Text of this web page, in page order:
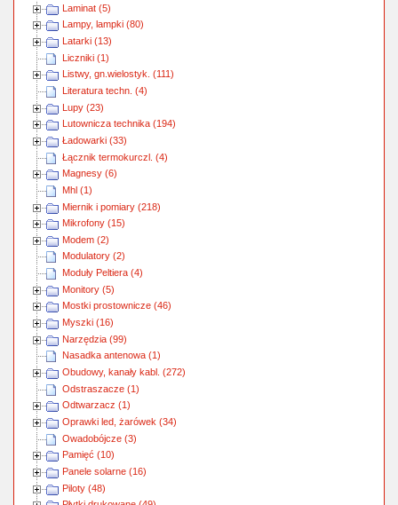
Laminat (5)
Lampy, lampki (80)
Latarki (13)
Liczniki (1)
Listwy, gn.wielostyk. (111)
Literatura techn. (4)
Lupy (23)
Lutownicza technika (194)
Ładowarki (33)
Łącznik termokurczl. (4)
Magnesy (6)
Mhl (1)
Miernik i pomiary (218)
Mikrofony (15)
Modem (2)
Modulatory (2)
Moduły Peltiera (4)
Monitory (5)
Mostki prostownicze (46)
Myszki (16)
Narzędzia (99)
Nasadka antenowa (1)
Obudowy, kanały kabl. (272)
Odstraszacze (1)
Odtwarzacz (1)
Oprawki led, żarówek (34)
Owadobójcze (3)
Pamięć (10)
Panele solarne (16)
Piloty (48)